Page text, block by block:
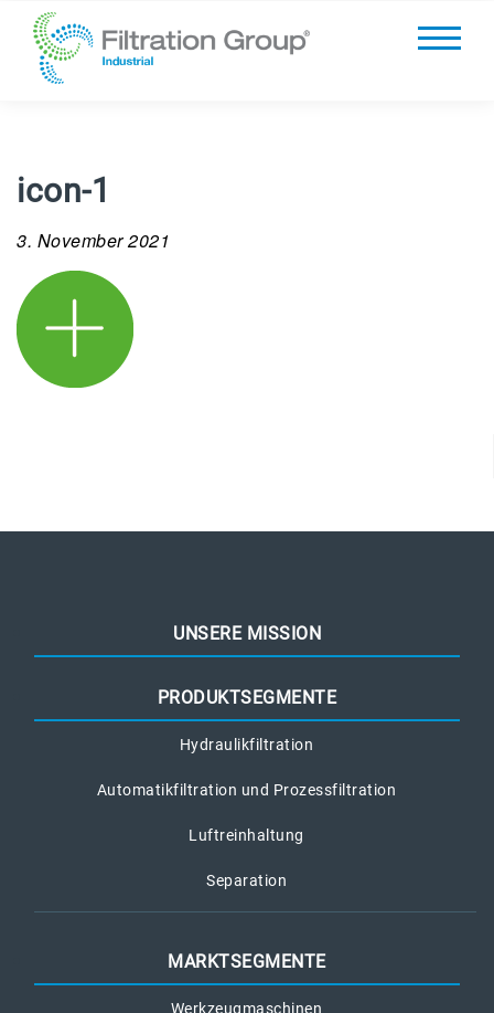
icon-1
3. November 2021
UNSERE MISSION
PRODUKTSEGMENTE
Hydraulikfiltration
Automatikfiltration und Prozessfiltration
Luftreinhaltung
Separation
MARKTSEGMENTE
Werkzeugmaschinen